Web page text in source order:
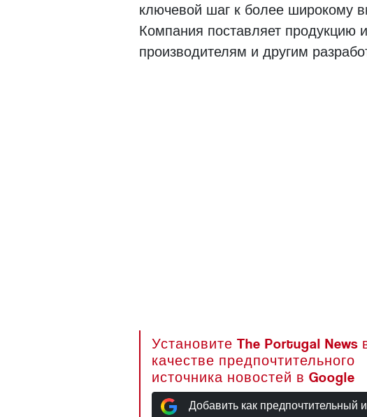
ключевой шаг к более широкому
Компания поставляет продукцию
производителям и другим
Установите The Portugal News
качестве предпочтительного
источника новостей в Google
Добавить как предпочтительный